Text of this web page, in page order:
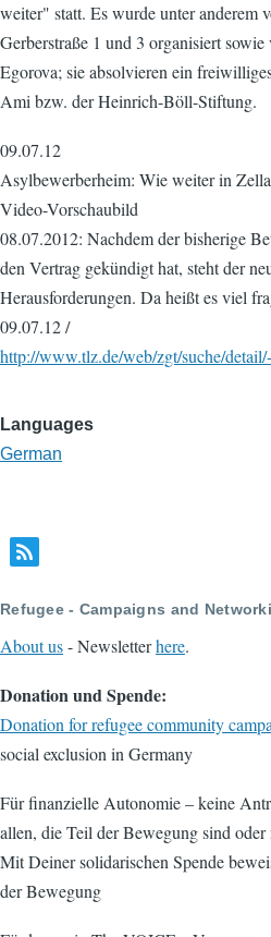
weiter" statt. Es wurde unter anderem
Gerberstraße 1 und 3 organisiert
Egorova; sie absolvieren ein
Ami bzw. der Heinrich-Böll-Stiftung.
09.07.12
Asylbewerberheim: Wie weiter in
Video-Vorschaubild
08.07.2012: Nachdem der bisherige
den Vertrag gekündigt hat, steht der
Herausforderungen. Da heißt es viel
09.07.12 /
http://www.tlz.de/web/zgt/suche/
Languages
German
Refugee - Campaigns and
About us- Newsletterhere.
Donation und Spende:
Donation for refugee community
social exclusion in Germany
Für finanzielle Autonomie – keine
allen, die Teil der Bewegung sind
Mit Deiner solidarischen Spende
der Bewegung